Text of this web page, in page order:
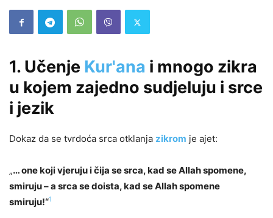
1. Učenje Kur'ana i mnogo zikra
u kojem zajedno sudjeluju i srce
i jezik
Dokaz da se tvrdoća srca otklanja zikrom je ajet:
„… one koji vjeruju i čija se srca, kad se Allah spomene,
smiruju – a srca se doista, kad se Allah spomene
smiruju!“1